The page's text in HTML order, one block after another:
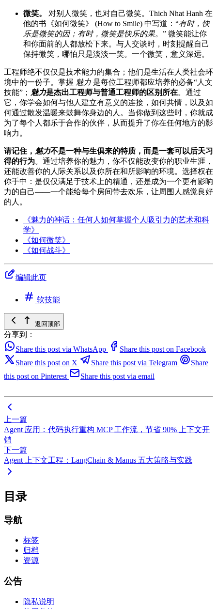
微笑。
对别人微笑，也对自己微笑。Thich Nhat Hanh 在
他的书《如何微笑》 (How to Smile) 中写道：“有时，快
乐是微笑的因；有时，微笑是快乐的果。 ” 微笑能让你
和你面前的人都放松下来。与人交谈时，时刻提醒自己
保持微笑，哪怕只是淡淡一笑。一个微笑，意义深远。
工程师绝不仅仅是技术能力的集合；他们是生活在人类社会环
境中的一份子。掌握 魅力 是每位工程师都应培养的必备“人文
技能”； 魅力是杰出工程师与普通工程师的区别所在。通过
它，你学会如何与他人建立有意义的连接，如何共情，以及如
何通过散发温暖来鼓舞你身边的人。当你做到这些时，你就成
为了每个人都乐于合作的伙伴，从而提升了你在任何地方的影
响力。
请记住， 魅力不是一种与生俱来的特质，而是一套可以后天习
得的行为。通过培养你的魅力，你不仅能改变你的职业生涯，
还能改善你的人际关系以及你所在和所影响的环境。选择权在
你手中：是仅仅满足于技术上的精通，还是成为一个更有影响
力的自己——一个能给每个房间带去欢乐，让周围人感觉良好
的人。
《魅力的神话：任何人如何掌握个人吸引力的艺术和科
学》
《如何微笑》
《如何战斗》
编辑此页
软技能
返回顶部
分享到：
Share this post via WhatsApp
Share this post on Facebook
Share this post on X
Share this post via Telegram
Share
this post on Pinterest
Share this post via email
上一篇
Agent 应用：代码执行重构 MCP 工作流，节省 90% 上下文开
销
下一篇
Agent 上下文工程：LangChain & Manus 五大策略与实践
目录
导航
标签
归档
资源
公告
隐私说明